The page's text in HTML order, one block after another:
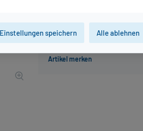
Der Artikel ist momentan
Beratung für
Einstellungen speichern Alle ablehnen